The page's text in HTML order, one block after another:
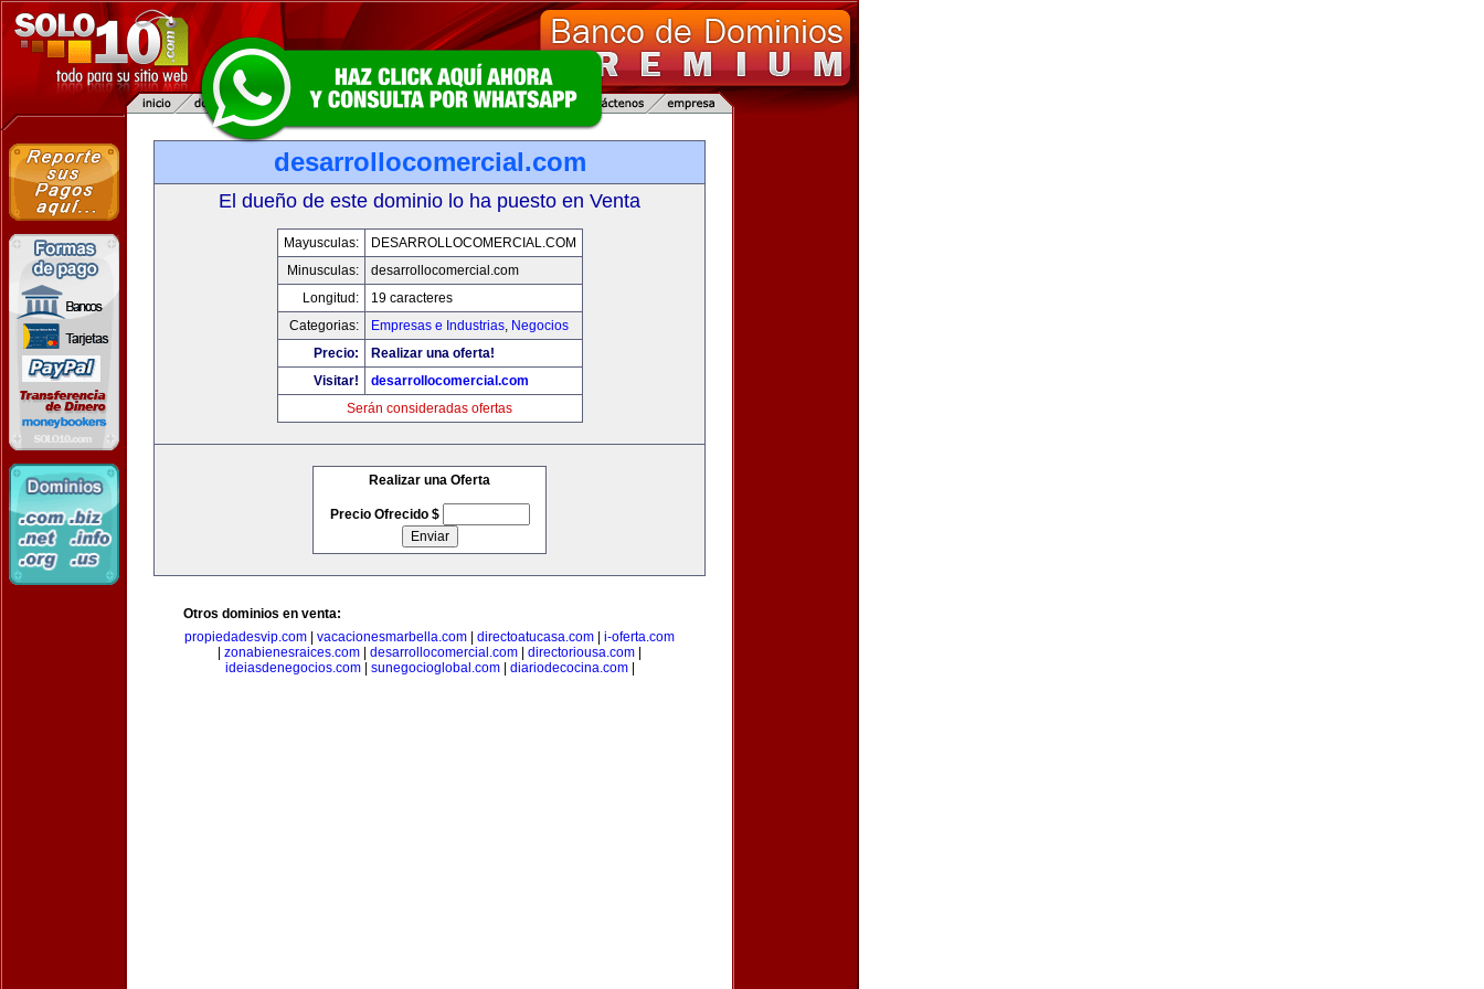
desarrollocomercial.com
El dueño de este dominio lo ha puesto en Venta
Mayusculas:
DESARROLLOCOMERCIAL.COM
Minusculas:
desarrollocomercial.com
Longitud:
19 caracteres
Categorias:
Empresas e Industrias, Negocios
Precio:
Realizar una oferta!
Visitar!
desarrollocomercial.com
Serán consideradas ofertas
Realizar una Oferta
Precio Ofrecido $
Otros dominios en venta:
propiedadesvip.com
vacacionesmarbella.com directoatucasa.com
i-oferta.com
zonabienesraices.com desarrollocomercial.com directoriousa.com
ideiasdenegocios.com| sunegocioglobal.com| diariodecocina.com|